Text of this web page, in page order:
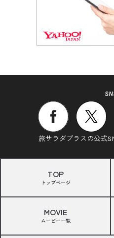
旅サラダプラスの公式
TOP
トップページ
MOVIE
ムービー一覧